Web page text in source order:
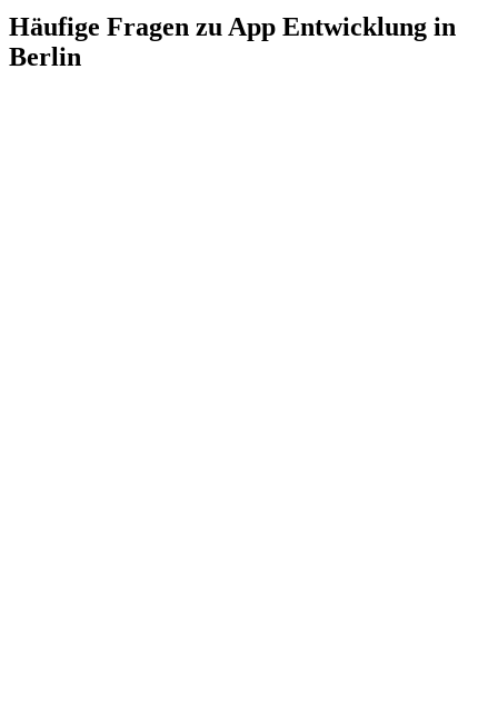
Häufige Fragen zu App Entwicklung in
Berlin